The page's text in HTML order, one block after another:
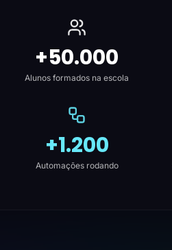
+50.000
Alunos formados na escola
+1.200
Automações rodando